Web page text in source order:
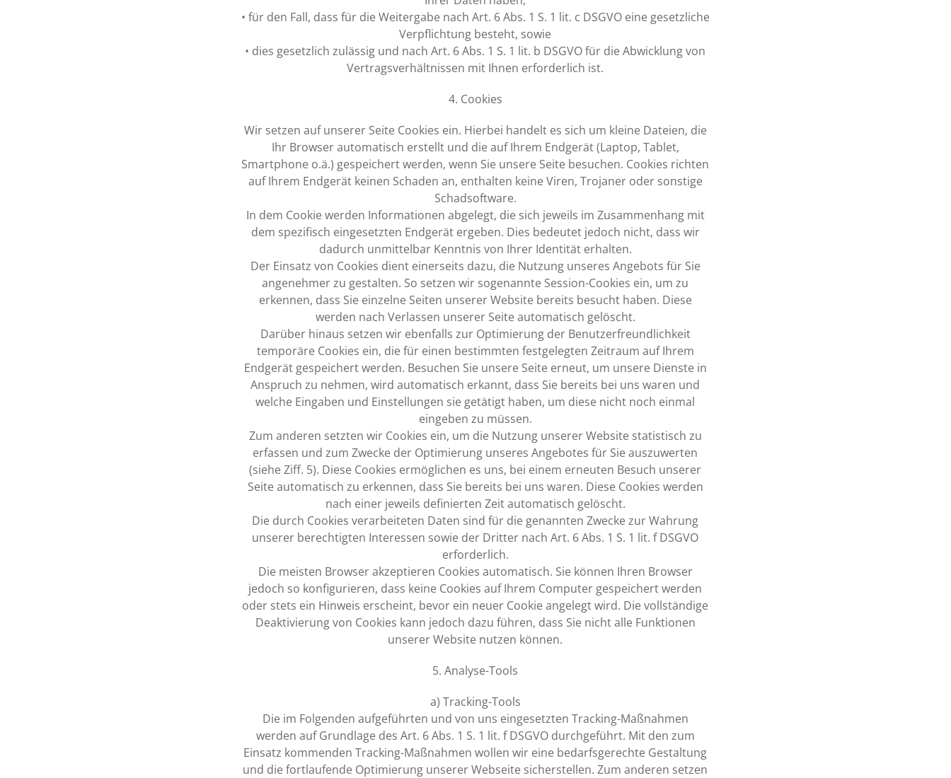
• für den Fall, dass für die Weitergabe nach Art. 6 Abs. 1 S. 1 lit. c DSGVO eine gesetzliche
Verpflichtung besteht, sowie
• dies gesetzlich zulässig und nach Art. 6 Abs. 1 S. 1 lit. b DSGVO für die Abwicklung von
Vertragsverhältnissen mit Ihnen erforderlich ist.
4. Cookies
Wir setzen auf unserer Seite Cookies ein. Hierbei handelt es sich um kleine Dateien, die
Ihr Browser automatisch erstellt und die auf Ihrem Endgerät (Laptop, Tablet,
Smartphone o.ä.) gespeichert werden, wenn Sie unsere Seite besuchen. Cookies richten
auf Ihrem Endgerät keinen Schaden an, enthalten keine Viren, Trojaner oder sonstige
Schadsoftware.
In dem Cookie werden Informationen abgelegt, die sich jeweils im Zusammenhang mit
dem spezifisch eingesetzten Endgerät ergeben. Dies bedeutet jedoch nicht, dass wir
dadurch unmittelbar Kenntnis von Ihrer Identität erhalten.
Der Einsatz von Cookies dient einerseits dazu, die Nutzung unseres Angebots für Sie
angenehmer zu gestalten. So setzen wir sogenannte Session-Cookies ein, um zu
erkennen, dass Sie einzelne Seiten unserer Website bereits besucht haben. Diese
werden nach Verlassen unserer Seite automatisch gelöscht.
Darüber hinaus setzen wir ebenfalls zur Optimierung der Benutzerfreundlichkeit
temporäre Cookies ein, die für einen bestimmten festgelegten Zeitraum auf Ihrem
Endgerät gespeichert werden. Besuchen Sie unsere Seite erneut, um unsere Dienste in
Anspruch zu nehmen, wird automatisch erkannt, dass Sie bereits bei uns waren und
welche Eingaben und Einstellungen sie getätigt haben, um diese nicht noch einmal
eingeben zu müssen.
Zum anderen setzten wir Cookies ein, um die Nutzung unserer Website statistisch zu
erfassen und zum Zwecke der Optimierung unseres Angebotes für Sie auszuwerten
(siehe Ziff. 5). Diese Cookies ermöglichen es uns, bei einem erneuten Besuch unserer
Seite automatisch zu erkennen, dass Sie bereits bei uns waren. Diese Cookies werden
nach einer jeweils definierten Zeit automatisch gelöscht.
Die durch Cookies verarbeiteten Daten sind für die genannten Zwecke zur Wahrung
unserer berechtigten Interessen sowie der Dritter nach Art. 6 Abs. 1 S. 1 lit. f DSGVO
erforderlich.
Die meisten Browser akzeptieren Cookies automatisch. Sie können Ihren Browser
jedoch so konfigurieren, dass keine Cookies auf Ihrem Computer gespeichert werden
oder stets ein Hinweis erscheint, bevor ein neuer Cookie angelegt wird. Die vollständige
Deaktivierung von Cookies kann jedoch dazu führen, dass Sie nicht alle Funktionen
unserer Website nutzen können.
5. Analyse-Tools
a) Tracking-Tools
Die im Folgenden aufgeführten und von uns eingesetzten Tracking-Maßnahmen
werden auf Grundlage des Art. 6 Abs. 1 S. 1 lit. f DSGVO durchgeführt. Mit den zum
Einsatz kommenden Tracking-Maßnahmen wollen wir eine bedarfsgerechte Gestaltung
und die fortlaufende Optimierung unserer Webseite sicherstellen. Zum anderen setzen